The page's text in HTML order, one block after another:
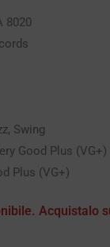
8020
Swing
Good Plus (VG+)
Plus (VG+)
Acquistalo